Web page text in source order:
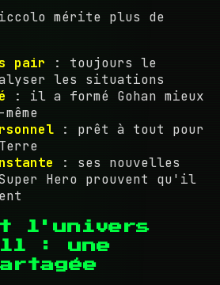
mérite plus de
pair : toujours le
les situations
: il a formé Gohan mieux
: prêt à tout pour
: ses nouvelles
Hero prouvent qu'il
l'univers
: une